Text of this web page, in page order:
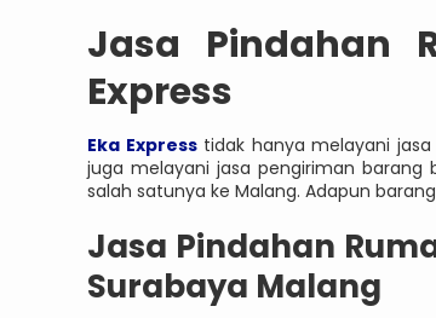
Jasa Pindahan
Express
Eka Expresstidak hanya melayani jasa
juga melayani jasa pengiriman barang
salah satunya ke Malang. Adapun
Jasa Pindahan
Surabaya Malang